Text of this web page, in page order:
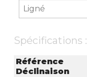
Spécifications :
Référence
Déclinaison